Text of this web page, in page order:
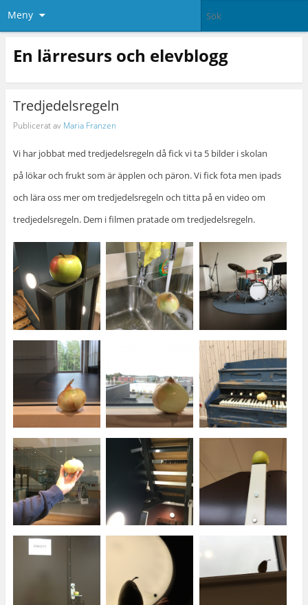
Meny
En lärresurs och elevblogg
Tredjedelsregeln
Publicerat av Maria Franzen
Vi har jobbat med tredjedelsregeln då fick vi ta 5 bilder i skolan
på lökar och frukt som är äpplen och päron. Vi fick fota men ipads
och lära oss mer om tredjedelsregeln och titta på en video om
tredjedelsregeln. Dem i filmen pratade om tredjedelsregeln.